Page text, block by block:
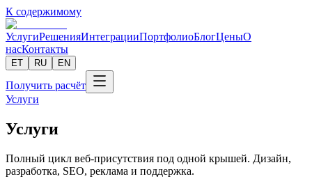
К содержимому
УслугиРешенияИнтеграцииПортфолиоБлогЦеныО
насКонтакты
ET RU EN
Получить расчёт
Услуги
Услуги
Полный цикл веб-присутствия под одной крышей. Дизайн,
разработка, SEO, реклама и поддержка.